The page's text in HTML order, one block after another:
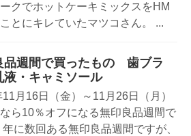
クでホットケーキミックスをHM
とにキレていたマツコさん。 ...
品週間で買ったもの 歯ブラ
液・キャミソール
月16日（金）～11月26日（月）
ら10％オフになる無印良品週間で
年に数回ある無印良品週間ですが、